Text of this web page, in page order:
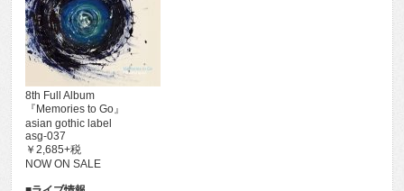
8th Full Album
『Memories to Go』
asian gothic label
asg-037
￥2,685+税
NOW ON SALE